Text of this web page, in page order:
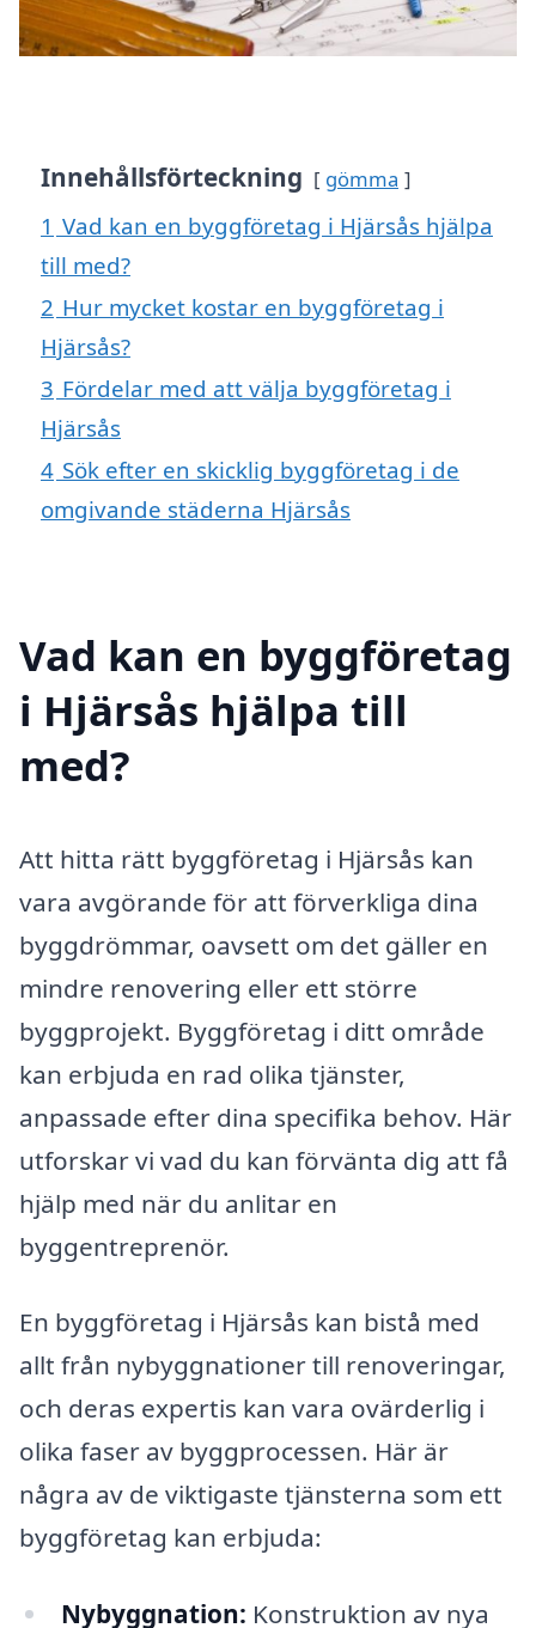
Innehållsförteckning gömma
1 Vad kan en byggföretag i Hjärsås hjälpa
till med?
2 Hur mycket kostar en byggföretag i
Hjärsås?
3 Fördelar med att välja byggföretag i
Hjärsås
4 Sök efter en skicklig byggföretag i de
omgivande städerna Hjärsås
Vad kan en byggföretag
i Hjärsås hjälpa till
med?
Att hitta rätt byggföretag i Hjärsås kan
vara avgörande för att förverkliga dina
byggdrömmar, oavsett om det gäller en
mindre renovering eller ett större
byggprojekt. Byggföretag i ditt område
kan erbjuda en rad olika tjänster,
anpassade efter dina specifika behov. Här
utforskar vi vad du kan förvänta dig att få
hjälp med när du anlitar en
byggentreprenör.
En byggföretag i Hjärsås kan bistå med
allt från nybyggnationer till renoveringar,
och deras expertis kan vara ovärderlig i
olika faser av byggprocessen. Här är
några av de viktigaste tjänsterna som ett
byggföretag kan erbjuda:
Nybyggnation: Konstruktion av nya